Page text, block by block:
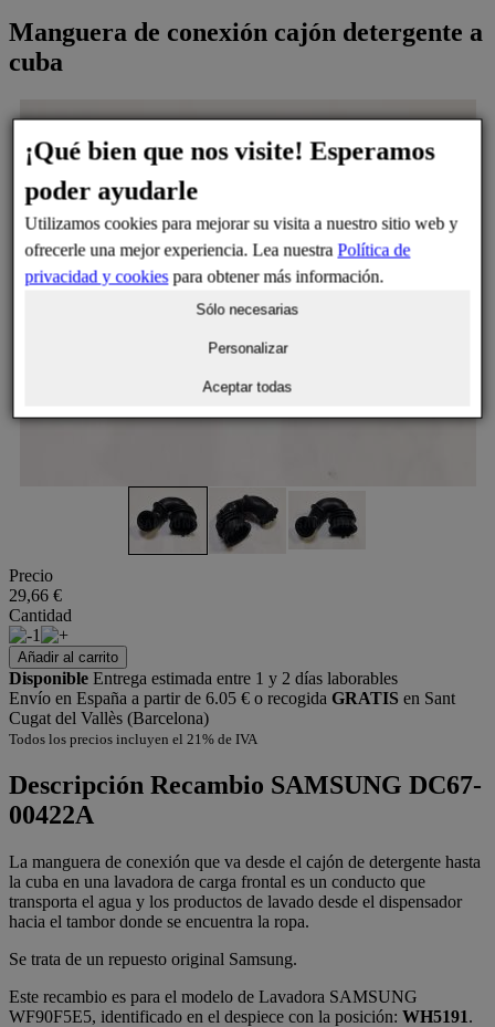
Manguera de conexión cajón detergente a
cuba
Precio
29,66 €
Cantidad
1
Añadir al carrito
Disponible Entrega estimada entre 1 y 2 días laborables
Envío en España a partir de 6.05 € o recogida GRATIS en Sant
Cugat del Vallès (Barcelona)
Todos los precios incluyen el 21% de IVA
Descripción Recambio SAMSUNG DC67-
00422A
La manguera de conexión que va desde el cajón de detergente hasta
la cuba en una lavadora de carga frontal es un conducto que
transporta el agua y los productos de lavado desde el dispensador
hacia el tambor donde se encuentra la ropa.
Se trata de un repuesto original Samsung.
Este recambio es para el modelo de Lavadora SAMSUNG
WF90F5E5, identificado en el despiece con la posición: WH5191.
¡Qué bien que nos visite! Esperamos
poder ayudarle
Utilizamos cookies para mejorar su visita a nuestro sitio web y
ofrecerle una mejor experiencia. Lea nuestra Política de
privacidad y cookiespara obtener más información.
Sólo necesarias
Personalizar
Aceptar todas